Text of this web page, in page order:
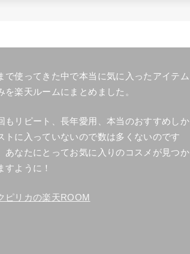
で使ってきた中で本当に気に入ったアイテム
を楽天ルームにまとめました。
もリピート、長年愛用、本当のおすすめしか
トに入っていないので数は多くないのです
あなたにとってお気に入りのコスメが見つか
すように！
ピリカの楽天ROOM